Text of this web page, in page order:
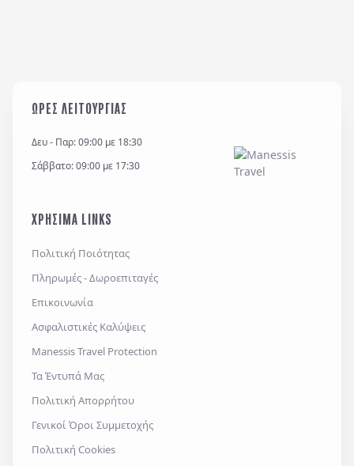
ΩΡΕΣ ΛΕΙΤΟΥΡΓΙΑΣ
Δευ - Παρ: 09:00 με 18:30
Σάββατο: 09:00 με 17:30
ΧΡΗΣΙΜΑ LINKS
Πολιτική Ποιότητας
Πληρωμές - Δωροεπιταγές
Επικοινωνία
Ασφαλιστικές Καλύψεις
Manessis Travel Protection
Τα Έντυπά Μας
Πολιτική Απορρήτου
Γενικοί Όροι Συμμετοχής
Πολιτική Cookies